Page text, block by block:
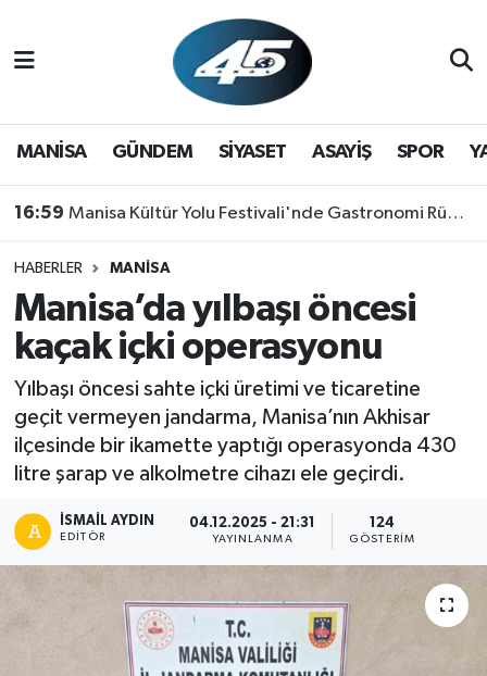
MANİSA GÜNDEM SİYASET ASAYİŞ SPOR
16:59 Manisa Kültür Yolu Festivali'nde Gastronomi Rüzgarı: Lezzetin Yıldızı "Manisa Kebabı" Oldu!
HABERLER MANİSA
Manisa’da yılbaşı öncesi
kaçak içki operasyonu
Yılbaşı öncesi sahte içki üretimi ve ticaretine
geçit vermeyen jandarma, Manisa’nın Akhisar
ilçesinde bir ikamette yaptığı operasyonda 430
litre şarap ve alkolmetre cihazı ele geçirdi.
İSMAIL AYDIN
EDITÖR
04.12.2025 - 21:31
YAYINLANMA
124
GÖSTERIM
GÜNDEM
SPOR
YAŞAM
RESMİ REKLAM
Hava Durumu
Trafik Durumu
Son Dakika Haberleri
Haber Arşivi